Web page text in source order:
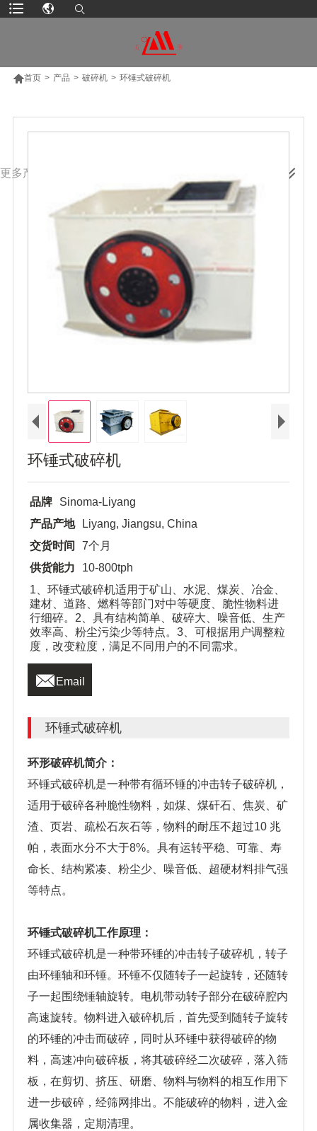
首页 > 产品 > 破碎机 > 环锤式破碎机
更多产品
环锤式破碎机
品牌
Sinoma-Liyang
产品产地
Liyang, Jiangsu, China
交货时间
7个月
供货能力
10-800tph
1、环锤式破碎机适用于矿山、水泥、煤炭、冶金、
建材、道路、燃料等部门对中等硬度、脆性物料进
行细碎。2、具有结构简单、破碎大、噪音低、生产
效率高、粉尘污染少等特点。3、可根据用户调整粒
度，改变粒度，满足不同用户的不同需求。
 Email
环锤式破碎机
环形破碎机简介：
环锤式破碎机是一种带有循环锤的冲击转子破碎机，
适用于破碎各种脆性物料，如煤、煤矸石、焦炭、矿
渣、页岩、疏松石灰石等，物料的耐压不超过10 兆
帕，表面水分不大于8%。具有运转平稳、可靠、寿
命长、结构紧凑、粉尘少、噪音低、超硬材料排气强
等特点。
环锤式破碎机工作原理：
环锤式破碎机是一种带环锤的冲击转子破碎机，转子
由环锤轴和环锤。环锤不仅随转子一起旋转，还随转
子一起围绕锤轴旋转。电机带动转子部分在破碎腔内
高速旋转。物料进入破碎机后，首先受到随转子旋转
的环锤的冲击而破碎，同时从环锤中获得破碎的物
料，高速冲向破碎板，将其破碎经二次破碎，落入筛
板，在剪切、挤压、研磨、物料与物料的相互作用下
进一步破碎，经筛网排出。不能破碎的物料，进入金
属收集器，定期清理。